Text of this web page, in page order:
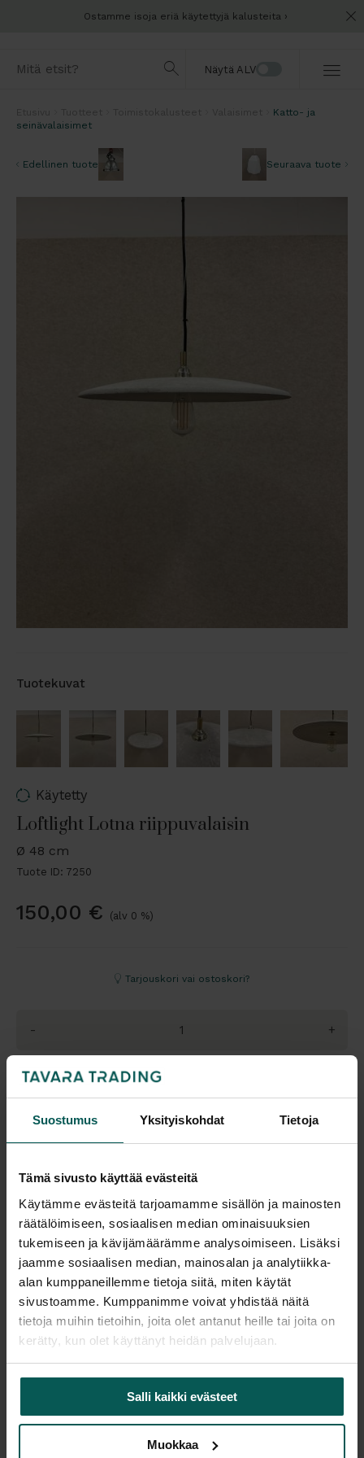
Suostumus Yksityiskohdat Tietoja
Tämä sivusto käyttää evästeitä
Käytämme evästeitä tarjoamamme sisällön ja mainosten
räätälöimiseen, sosiaalisen median ominaisuuksien
tukemiseen ja kävijämäärämme analysoimiseen. Lisäksi
jaamme sosiaalisen median, mainosalan ja analytiikka-
alan kumppaneillemme tietoja siitä, miten käytät
sivustoamme. Kumppanimme voivat yhdistää näitä
tietoja muihin tietoihin, joita olet antanut heille tai joita on
kerätty, kun olet käyttänyt heidän palvelujaan.
Salli kaikki evästeet
Muokkaa
Ostamme isoja eriä käytettyjä kalusteita
Näytä ALV
Katto- ja
seinävalaisimet
Edellinen tuote Seuraava tuote
Tuotekuvat
Käytetty
Loftlight Lotna riippuvalaisin
Ø 48 cm
Tuote ID: 7250
150,00 € (alv 0 %)
Tarjouskori vai ostoskori?
- +
Pyydä tarjous
Vantaa: Tuotetta on varastossa 4 kpl
Tampere: Tuotetta on varastossa 0 kpl (voit tilata myymälään,
veloitamme mahdollisesti siirtomaksun)
Tulosta tuotekortti
Tuotekuvaus
Loftlightin Lotna on näyttävä riippuvalaisin, jossa
sopivan esimerkiksi toimiston aulatiloihin,